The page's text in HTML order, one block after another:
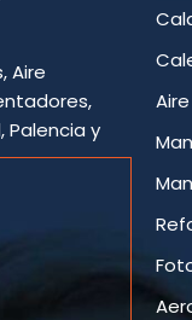
Aire
Palencia y